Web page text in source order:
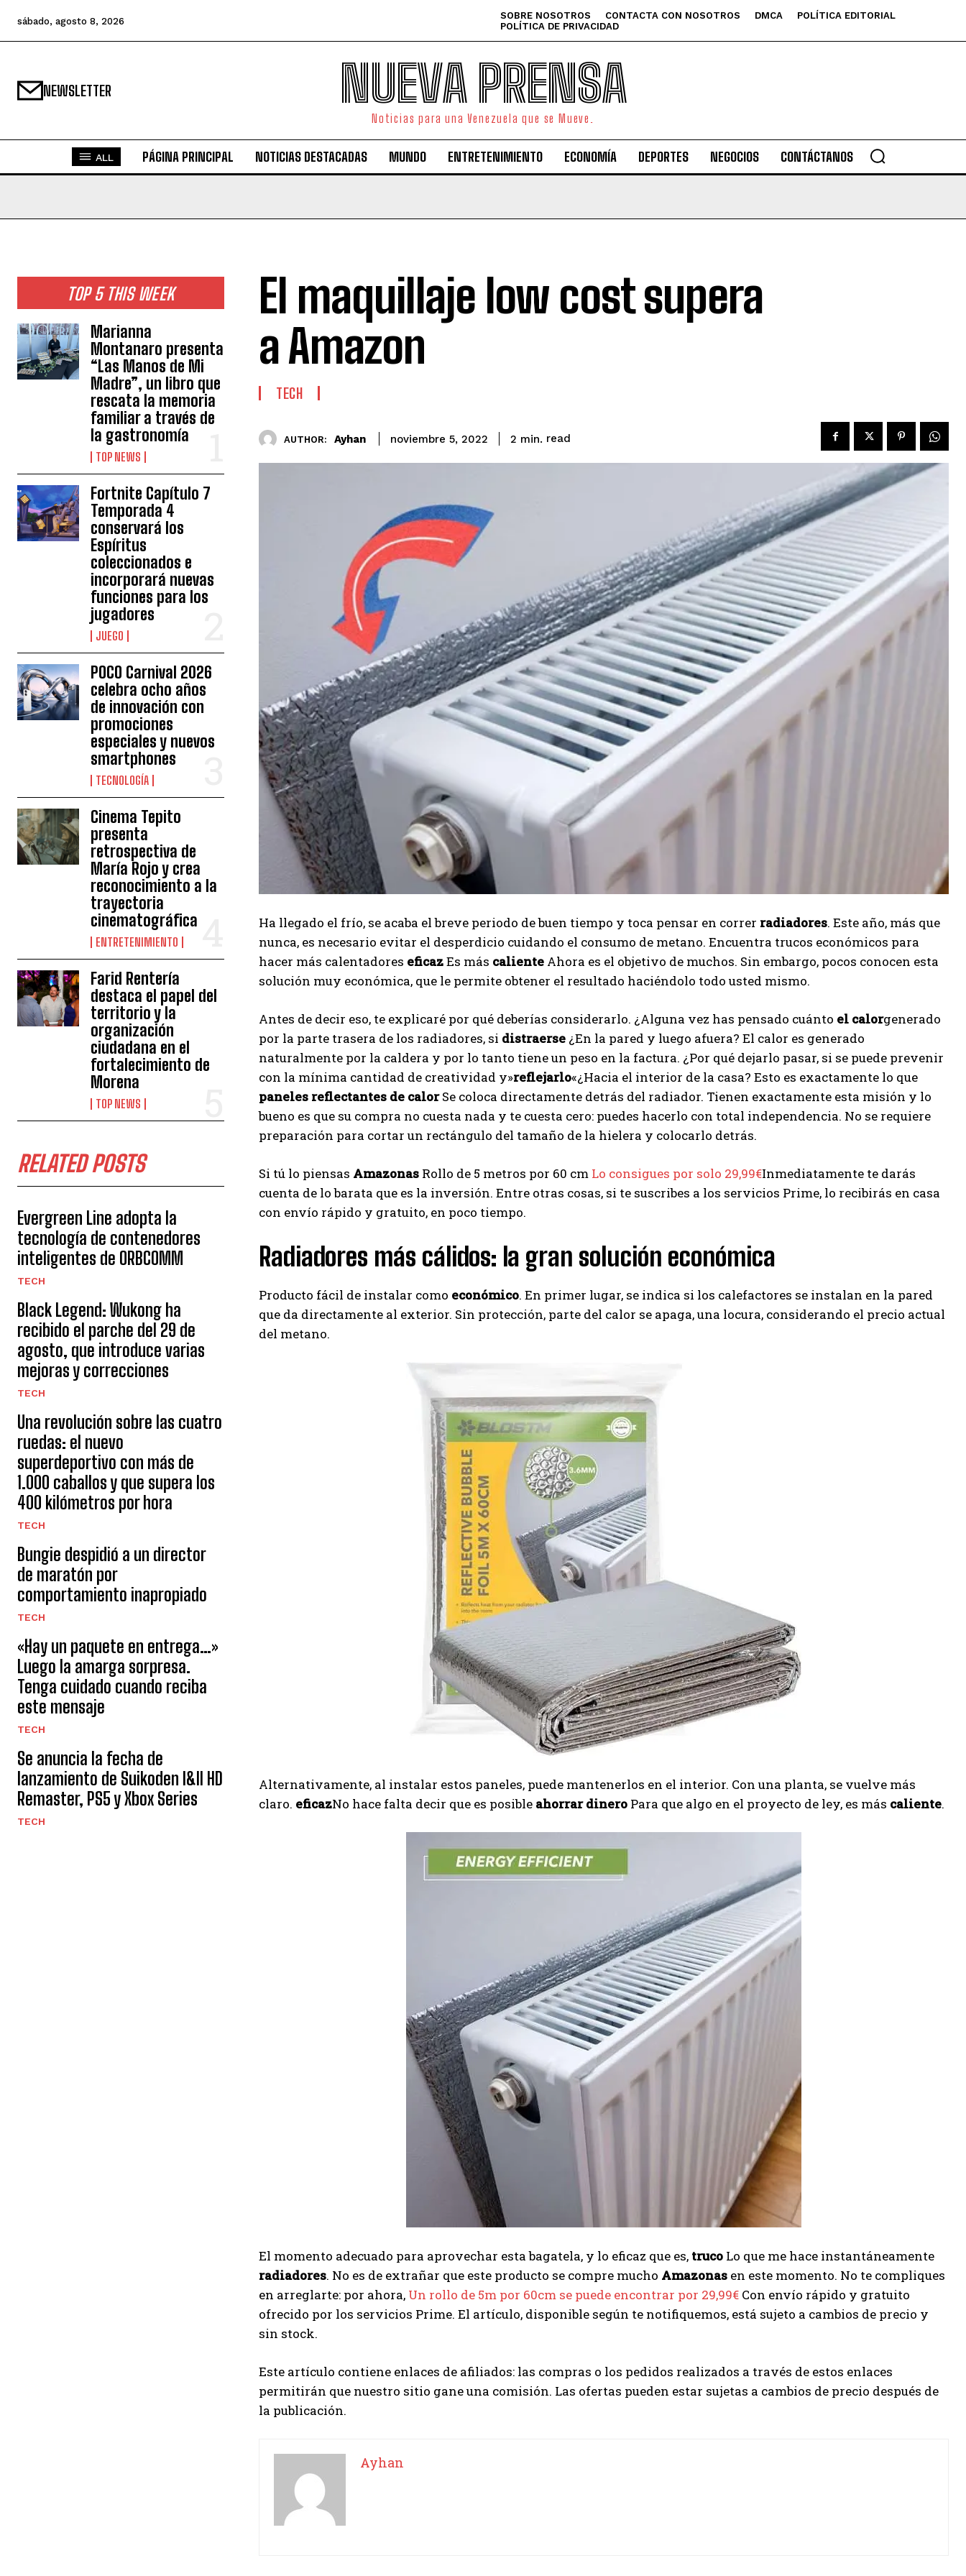
I've read and accept the Privacy Policy.
Ayhan
sábado, agosto 8, 2026 SOBRE NOSOTROS CONTACTA CON NOSOTROS DMCA
POLÍTICA EDITORIAL
POLÍTICA DE PRIVACIDAD
NEWSLETTER NUEVA PRENSA
Noticias para una Venezuela que se Mueve.
ALL PÁGINA PRINCIPAL NOTICIAS DESTACADAS MUNDO ENTRETENIMIENTO ECONOMÍA DEPORTES NEGOCIOS CONTÁCTANOS
TOP 5 THIS WEEK
Marianna
Montanaro presenta
“Las Manos de Mi
Madre”, un libro que
rescata la memoria
familiar a través de
la gastronomía
TOP NEWS
Fortnite Capítulo 7
Temporada 4
conservará los
Espíritus
coleccionados e
incorporará nuevas
funciones para los
jugadores
JUEGO
POCO Carnival 2026
celebra ocho años
de innovación con
promociones
especiales y nuevos
smartphones
TECNOLOGÍA
Cinema Tepito
presenta
retrospectiva de
María Rojo y crea
reconocimiento a la
trayectoria
cinematográfica
ENTRETENIMIENTO
Farid Rentería
destaca el papel del
territorio y la
organización
ciudadana en el
fortalecimiento de
Morena
TOP NEWS
RELATED POSTS
Evergreen Line adopta la
tecnología de contenedores
inteligentes de ORBCOMM
TECH
Black Legend: Wukong ha
recibido el parche del 29 de
agosto, que introduce varias
mejoras y correcciones
TECH
Una revolución sobre las cuatro
ruedas: el nuevo
superdeportivo con más de
1.000 caballos y que supera los
400 kilómetros por hora
TECH
Bungie despidió a un director
de maratón por
comportamiento inapropiado
TECH
«Hay un paquete en entrega…»
Luego la amarga sorpresa.
Tenga cuidado cuando reciba
este mensaje
TECH
Se anuncia la fecha de
lanzamiento de Suikoden I&II HD
Remaster, PS5 y Xbox Series
TECH
El maquillaje low cost supera
a Amazon
TECH
AUTHOR: Ayhan noviembre 5, 2022 2 min. read
Ha llegado el frío, se acaba el breve periodo de buen tiempo y toca pensar en correr radiadores. Este año, más que
nunca, es necesario evitar el desperdicio cuidando el consumo de metano. Encuentra trucos económicos para
hacer más calentadores eficazEs más caliente Ahora es el objetivo de muchos. Sin embargo, pocos conocen esta
solución muy económica, que le permite obtener el resultado haciéndolo todo usted mismo.
Antes de decir eso, te explicaré por qué deberías considerarlo. ¿Alguna vez has pensado cuánto el calorgenerado
por la parte trasera de los radiadores, si distraerse ¿En la pared y luego afuera? El calor es generado
naturalmente por la caldera y por lo tanto tiene un peso en la factura. ¿Por qué dejarlo pasar, si se puede prevenir
con la mínima cantidad de creatividad y»reflejarlo«¿Hacia el interior de la casa? Esto es exactamente lo que
paneles reflectantes de calorSe coloca directamente detrás del radiador. Tienen exactamente esta misión y lo
bueno es que su compra no cuesta nada y te cuesta cero: puedes hacerlo con total independencia. No se requiere
preparación para cortar un rectángulo del tamaño de la hielera y colocarlo detrás.
Si tú lo piensas Amazonas Rollo de 5 metros por 60 cm Lo consigues por solo 29,99€Inmediatamente te darás
cuenta de lo barata que es la inversión. Entre otras cosas, si te suscribes a los servicios Prime, lo recibirás en casa
con envío rápido y gratuito, en poco tiempo.
Radiadores más cálidos: la gran solución económica
Producto fácil de instalar como económico. En primer lugar, se indica si los calefactores se instalan en la pared
que da directamente al exterior. Sin protección, parte del calor se apaga, una locura, considerando el precio actual
del metano.
Alternativamente, al instalar estos paneles, puede mantenerlos en el interior. Con una planta, se vuelve más
claro. eficazNo hace falta decir que es posible ahorrar dinero Para que algo en el proyecto de ley, es más caliente.
El momento adecuado para aprovechar esta bagatela, y lo eficaz que es, truco Lo que me hace instantáneamente
radiadores. No es de extrañar que este producto se compre mucho Amazonas en este momento. No te compliques
en arreglarte: por ahora, Un rollo de 5m por 60cm se puede encontrar por 29,99€ Con envío rápido y gratuito
ofrecido por los servicios Prime. El artículo, disponible según te notifiquemos, está sujeto a cambios de precio y
sin stock.
Este artículo contiene enlaces de afiliados: las compras o los pedidos realizados a través de estos enlaces
permitirán que nuestro sitio gane una comisión. Las ofertas pueden estar sujetas a cambios de precio después de
la publicación.
Ayhan